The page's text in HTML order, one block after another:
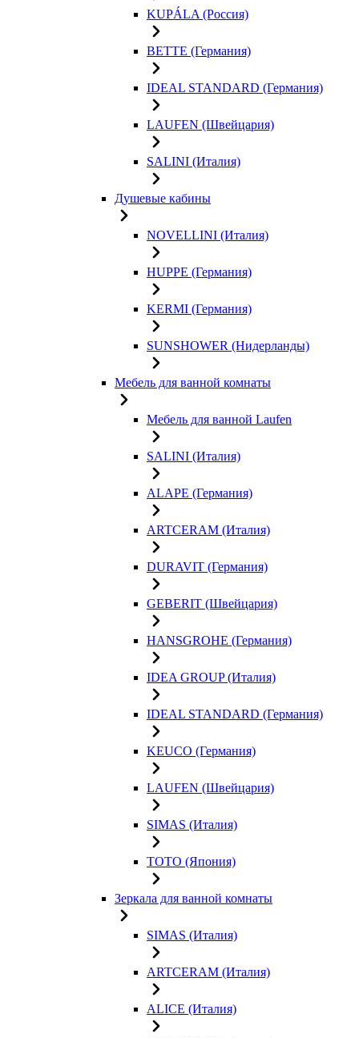
KUPÁLA (Россия)
BETTE (Германия)
IDEAL STANDARD (Германия)
LAUFEN (Швейцария)
SALINI (Италия)
Душевые кабины
NOVELLINI (Италия)
HUPPE (Германия)
KERMI (Германия)
SUNSHOWER (Нидерланды)
Мебель для ванной комнаты
Мебель для ванной Laufen
SALINI (Италия)
ALAPE (Германия)
ARTCERAM (Италия)
DURAVIT (Германия)
GEBERIT (Швейцария)
HANSGROHE (Германия)
IDEA GROUP (Италия)
IDEAL STANDARD (Германия)
KEUCO (Германия)
LAUFEN (Швейцария)
SIMAS (Италия)
TOTO (Япония)
Зеркала для ванной комнаты
SIMAS (Италия)
ARTCERAM (Италия)
ALICE (Италия)